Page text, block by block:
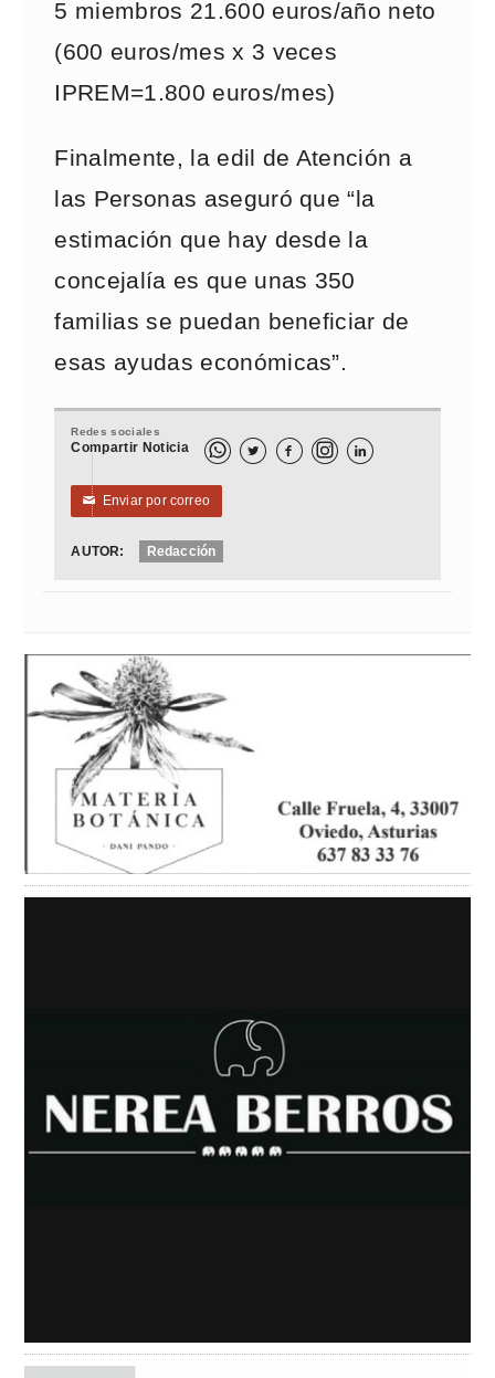
5 miembros 21.600 euros/año neto
(600 euros/mes x 3 veces
IPREM=1.800 euros/mes)
Finalmente, la edil de Atención a
las Personas aseguró que “la
estimación que hay desde la
concejalía es que unas 350
familias se puedan beneficiar de
esas ayudas económicas”.
Redes sociales
Compartir Noticia   
✉ Enviar por correo
AUTOR: Redacción